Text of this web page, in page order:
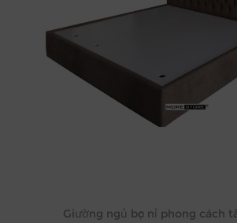
Giường ngủ bọc nỉ phong cách